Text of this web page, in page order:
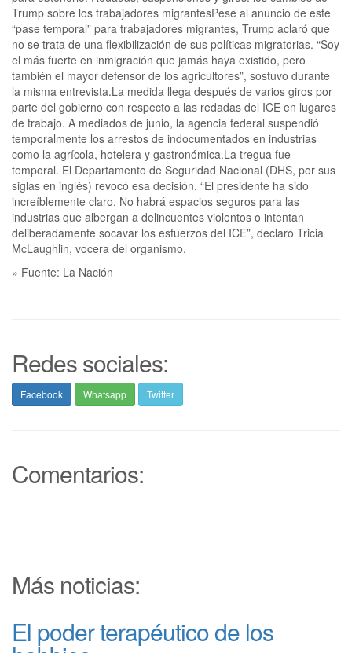
Trump sobre los trabajadores migrantesPese al anuncio de este
“pase temporal” para trabajadores migrantes, Trump aclaró que
no se trata de una flexibilización de sus políticas migratorias. “Soy
el más fuerte en inmigración que jamás haya existido, pero
también el mayor defensor de los agricultores”, sostuvo durante
la misma entrevista.La medida llega después de varios giros por
parte del gobierno con respecto a las redadas del ICE en lugares
de trabajo. A mediados de junio, la agencia federal suspendió
temporalmente los arrestos de indocumentados en industrias
como la agrícola, hotelera y gastronómica.La tregua fue
temporal. El Departamento de Seguridad Nacional (DHS, por sus
siglas en inglés) revocó esa decisión. “El presidente ha sido
increíblemente claro. No habrá espacios seguros para las
industrias que albergan a delincuentes violentos o intentan
deliberadamente socavar los esfuerzos del ICE”, declaró Tricia
McLaughlin, vocera del organismo.
» Fuente: La Nación
Redes sociales:
Facebook Whatsapp Twitter
Comentarios:
Más noticias:
El poder terapéutico de los